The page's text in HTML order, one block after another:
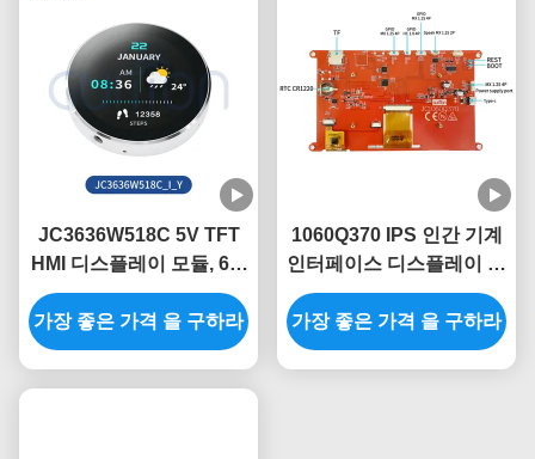
JC3636W518C 5V TFT
HMI 디스플레이 모듈, 60°
뷰 앵글과 가벼운 디자인
가장 좋은 가격 을 구하라
1060Q370 IPS 인간 기계
인터페이스 디스플레이 모
듈
가장 좋은 가격 을 구하라